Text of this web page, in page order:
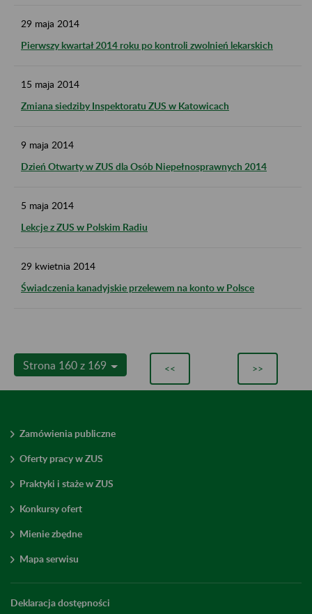
29 maja 2014
Pierwszy kwartał 2014 roku po kontroli zwolnień lekarskich
15 maja 2014
Zmiana siedziby Inspektoratu ZUS w Katowicach
9 maja 2014
Dzień Otwarty w ZUS dla Osób Niepełnosprawnych 2014
5 maja 2014
Lekcje z ZUS w Polskim Radiu
29 kwietnia 2014
Świadczenia kanadyjskie przelewem na konto w Polsce
Strona 160 z 169 << >>
Zamówienia publiczne
Oferty pracy w ZUS
Praktyki i staże w ZUS
Konkursy ofert
Mienie zbędne
Mapa serwisu
Deklaracja dostępności